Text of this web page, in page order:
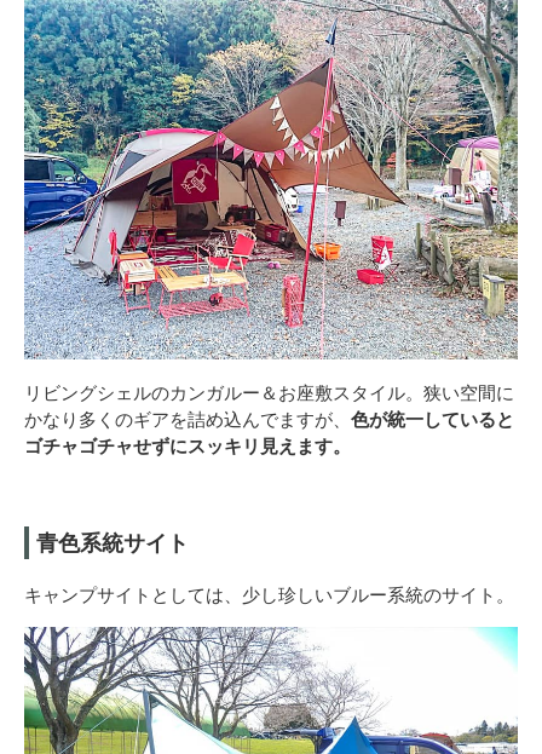
リビングシェルのカンガルー＆お座敷スタイル。狭い空間に
かなり多くのギアを詰め込んでますが、 色が統一していると
ゴチャゴチャせずにスッキリ見えます。
青色系統サイト
キャンプサイトとしては、少し珍しいブルー系統のサイト。